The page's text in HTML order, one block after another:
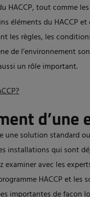
HACCP, tout comme
éléments du HACCP
les règles, les
de l’environnement
un rôle important.
d’une
solution standard
installations qui sont
examiner avec les
HACCP et les